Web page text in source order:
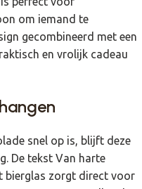
om iemand te
gecombineerd met een
en vrolijk cadeau
snel op is, blijft deze
De tekst Van harte
bierglas zorgt direct voor